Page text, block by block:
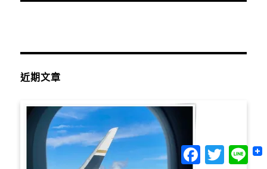
近期文章
Facebook
Twitter